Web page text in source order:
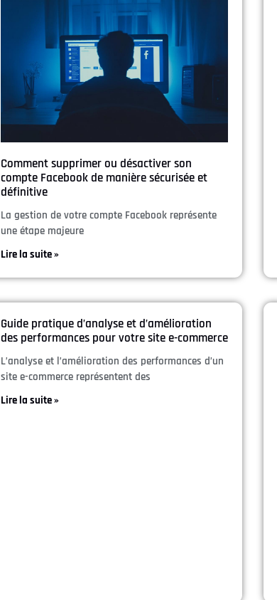
Comment supprimer ou désactiver son
compte Facebook de manière sécurisée et
définitive
La gestion de votre compte Facebook représente
une étape majeure
Lire la suite »
Guide pratique d’analyse et d’amélioration
des performances pour votre site e-commerce
L’analyse et l’amélioration des performances d’un
site e-commerce représentent des
Lire la suite »